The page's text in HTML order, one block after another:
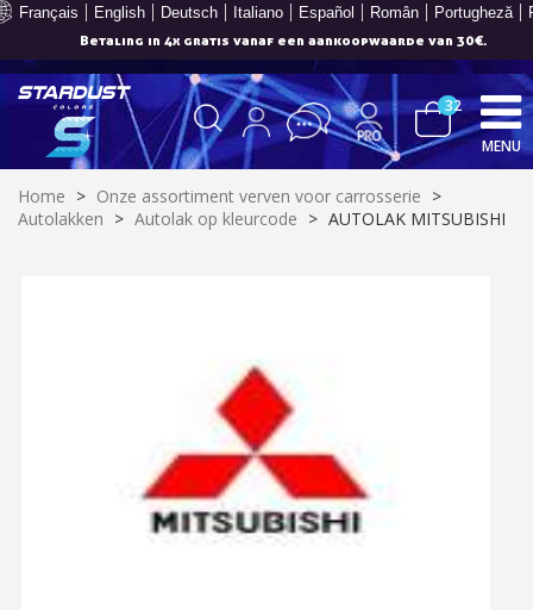
Français English Deutsch Italiano Español Român Portugheză
Betaling in 4x gratis vanaf een aankoopwaarde van 30€.
Levering binnen 48-72 uur in Nederland
Betaling in 4x gratis vanaf een aankoopwaarde van 30€.
Je online offerte in minder dan 1 minuut
Deel je creaties en ontvang shopping vouchers
Verzamel loyaliteitspunten bij elke bestelling
32
MENU
Home > Onze assortiment verven voor carrosserie >
Autolakken > Autolak op kleurcode > AUTOLAK MITSUBISHI